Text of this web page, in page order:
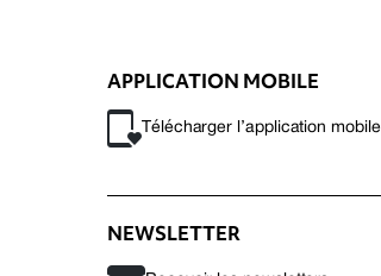
APPLICATION MOBILE
Télécharger l’application mobile
NEWSLETTER